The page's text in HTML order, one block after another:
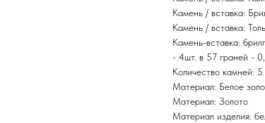
Камень / вставка:
Камень / вставка:
Камень-вставка:
- 4шт. в 57 граней -
Количество камней:
Материал: Белое
Материал: Золото
Материал изделия: